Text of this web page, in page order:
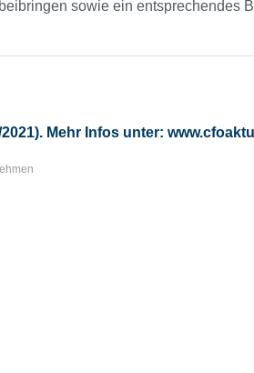
sowie ein entsprechendes
Mehr Infos unter: